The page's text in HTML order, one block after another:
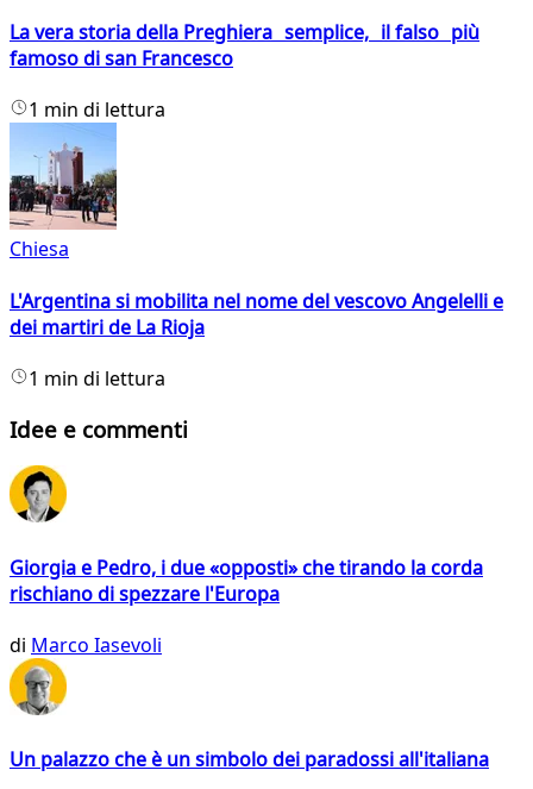
La vera storia della Preghiera semplice, il falso più
famoso di san Francesco
1 min di lettura
Chiesa
L'Argentina si mobilita nel nome del vescovo Angelelli e
dei martiri de La Rioja
1 min di lettura
Idee e commenti
Giorgia e Pedro, i due «opposti» che tirando la corda
rischiano di spezzare l'Europa
di Marco Iasevoli
Un palazzo che è un simbolo dei paradossi all'italiana